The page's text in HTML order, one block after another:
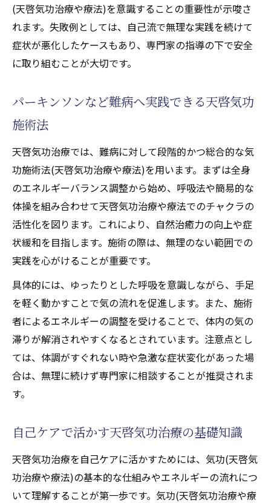
(天啓気功治療や療法)を意識することの重要性が示唆さ
れます。失敗例としては、自己流で無理な実践を続けて
症状が悪化したケースもあり、専門家の指導の下で安全
に取り組むことが大切です。
パーキンソンなど難病へ実践できる天啓気功
施術法
天啓気功治療では、難病に対して段階的かつ総合的な気
功施術法(天啓気功治療や療法)を用います。まずは全身
のエネルギーバランス調整から始め、呼吸法や簡易的な
体操を組み合わせて天啓気功治療や療法でのチャクラの
活性化を図ります。これにより、自然治癒力の向上や症
状緩和を目指します。施術の際は、無理のない範囲での
実践を心がけることが重要です。
具体的には、ゆったりとした呼吸を意識しながら、手足
を軽く動かすことで気の流れを促進します。また、施術
者によるエネルギーの調整を受けることで、体内の気の
滞りが解消されやすくなるとされています。注意点とし
ては、体調がすぐれない時や急激な症状変化があった場
合は、無理に続けず専門家に相談することが推奨されま
す。
自己ケアで活かす天啓気功治療の基礎知識
天啓気功治療を自己ケアに活かすためには、気功(天啓気
功治療や療法)の基本的な仕組みやエネルギーの流れにつ
いて理解することが第一歩です。気功(天啓気功治療や療